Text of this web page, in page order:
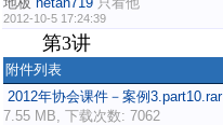
2012-10-5 17:24:39
第3讲
附件列表
2012年协会课件－案例3.part10.rar
7.55 MB, 下载次数: 7062